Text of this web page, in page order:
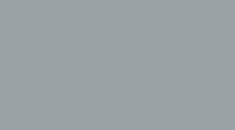
der betroffenen Person
Fall in informierter